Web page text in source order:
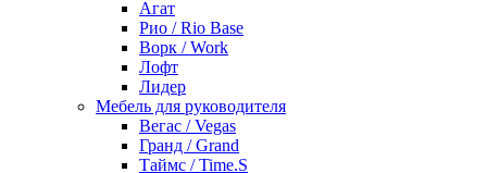
Агат
Рио / Rio Base
Ворк / Work
Лофт
Лидер
Мебель для руководителя
Вегас / Vegas
Гранд / Grand
Таймс / Time.S